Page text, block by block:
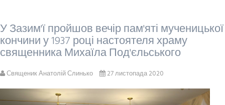
У Зазим'ї пройшов вечір пам'яті мученицької
кончини у 1937 році настоятеля храму
священника Михаїла Под'єльського
Священик Анатолій Слинько 27 листопада 2020